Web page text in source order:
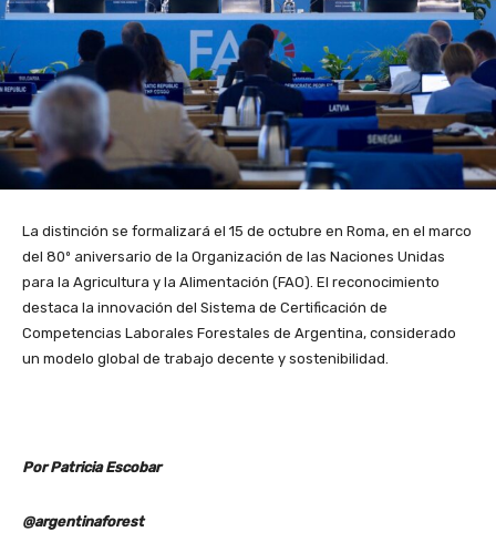
La distinción se formalizará el 15 de octubre en Roma, en el marco
del 80º aniversario de la Organización de las Naciones Unidas
para la Agricultura y la Alimentación (FAO). El reconocimiento
destaca la innovación del Sistema de Certificación de
Competencias Laborales Forestales de Argentina, considerado
un modelo global de trabajo decente y sostenibilidad.
Por Patricia Escobar
@argentinaforest